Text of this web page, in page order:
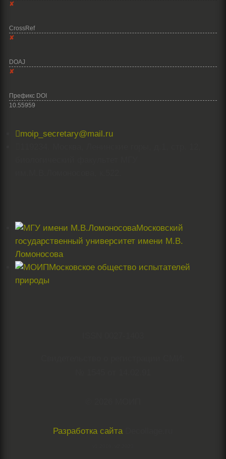
✘
CrossRef
✘
DOAJ
✘
Префикс DOI
10.55959
moip_secretary@mail.ru
Московский
государственный университет имени М.В.
Ломоносова
Московское общество испытателей
природы
Разработка сайтаDecollage.ru